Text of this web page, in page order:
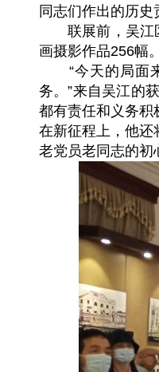
同志们作出的历史
联展前，吴江
画摄影作品256幅。
“今天的局面
务。”来自吴江的
都有责任和义务积
在新征程上，他还
老党员老同志的初